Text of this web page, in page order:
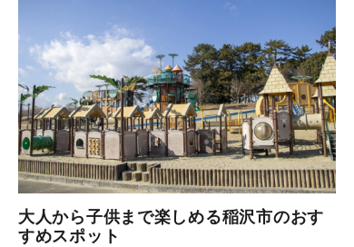
大人から子供まで楽しめる稲沢市のおす
すめスポット